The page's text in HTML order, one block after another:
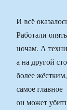
И всё
Работали
ночам. А
а на другой
более
самое
он может